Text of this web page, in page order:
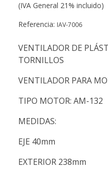
(IVA General 21% incluido)
Referencia: IAV-7006
VENTILADOR DE
TORNILLOS
VENTILADOR PARA
TIPO MOTOR: AM-132
MEDIDAS:
EJE 40mm
EXTERIOR 238mm